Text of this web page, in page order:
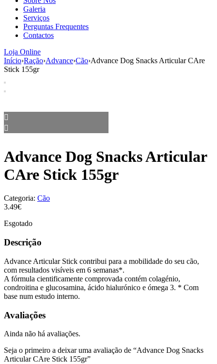
Galeria
Serviços
Perguntas Frequentes
Contactos
Loja Online
Início›Ração›Advance›Cão›Advance Dog Snacks Articular CAre
Stick 155gr
Advance Dog Snacks Articular
CAre Stick 155gr
Categoria: Cão
3.49€
Esgotado
Descrição
Advance Articular Stick contribui para a mobilidade do seu cão,
com resultados visíveis em 6 semanas*.
A fórmula cientificamente comprovada contém colagénio,
condroitina e glucosamina, ácido hialurónico e ómega 3. * Com
base num estudo interno.
Avaliações
Ainda não há avaliações.
Seja o primeiro a deixar uma avaliação de “Advance Dog Snacks
Articular CAre Stick 155gr”
aumenta a
probabilidade
de ver
conteúdo e
ofertas